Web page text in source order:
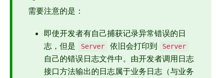
需要注意的是：
即使开发者有自己捕获记录异常错误的日
志，但是
Server 依旧会打印到 Server
自己的错误日志文件中。由开发者调用日志
接口方法输出的日志属于业务日志（与业务